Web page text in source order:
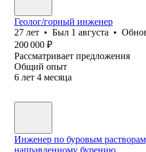
Геолог/горный инженер
27 лет • Был 1 августа •
200 000 ₽
Рассматривает предложения
Общий опыт
6 лет 4 месяца
Инженер по буровым
направленному бурению